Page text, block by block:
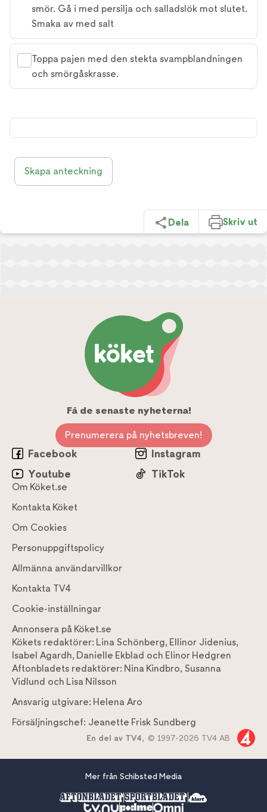
smör. Gå i med persilja och salladslök mot slutet.
Smaka av med salt
Toppa pajen med den stekta svampblandningen
och smörgåskrasse.
Skapa anteckning
Dela Skriv ut
Få de senaste nyheterna!
Prenumerera på nyhetsbreven!
Facebook
Instagram
Youtube
TikTok
Om Köket.se
Kontakta Köket
Om Cookies
Personuppgiftspolicy
Allmänna användarvillkor
Kontakta TV4
Cookie-inställningar
Annonsera på Köket.se
Kökets redaktörer: Lina Schönberg, Ellinor Jidenius,
Isabel Agardh, Danielle Ekblad och Elinor Hedgren
Aftonbladets redaktörer: Nina Kindbro, Susanna
Vidlund och Lisa Nilsson
Ansvarig utgivare: Helena Aro
Försäljningschef: Jeanette Frisk Sundberg
En del av TV4, © 1997-2026 TV4 AB
Mer från Schibsted Media